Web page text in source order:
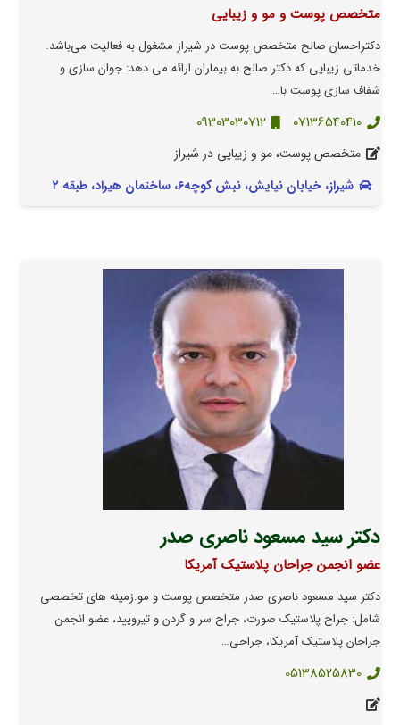
متخصص پوست و مو و زیبایی
دکتراحسان صالح متخصص پوست در شیراز مشغول به فعالیت می‌باشد.
خدماتی زیبایی که دکتر صالح به بیماران ارائه می دهد: جوان سازی و
شفاف سازی پوست با…
07136540410
09303030712
متخصص پوست، مو و زیبایی در شیراز
شیراز، خیابان نیایش، نبش کوچه۶، ساختمان هیراد، طبقه ۲
دکتر سید مسعود ناصری صدر
عضو انجمن جراحان پلاستیک آمریکا
دکتر سید مسعود ناصری صدر متخصص پوست و مو.زمینه های تخصصی
شامل: جراح پلاستیک صورت، جراح سر و گردن و تیرویید، عضو انجمن
جراحان پلاستیک آمریکا، جراحی…
05138525830